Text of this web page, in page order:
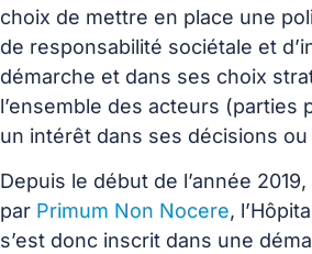
choix de mettre en place une
de responsabilité sociétale et
démarche et dans ses choix
l’ensemble des acteurs (parties
un intérêt dans ses décisions
Depuis le début de l’année
par Primum Non Nocere,
s’est donc inscrit dans une